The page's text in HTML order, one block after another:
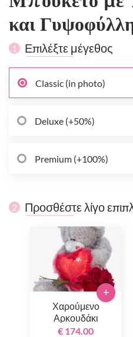
και
1 Επιλέξτε μέγεθος
Classic (in photo)
Deluxe (+50%)
Premium (+100%)
2 Προσθέστε λίγο
Χαρούμενο
Αρκουδάκι
€ 174.00
+